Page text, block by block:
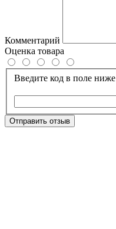
Комментарий
Оценка товара
Введите код в поле ниже
Отправить отзыв